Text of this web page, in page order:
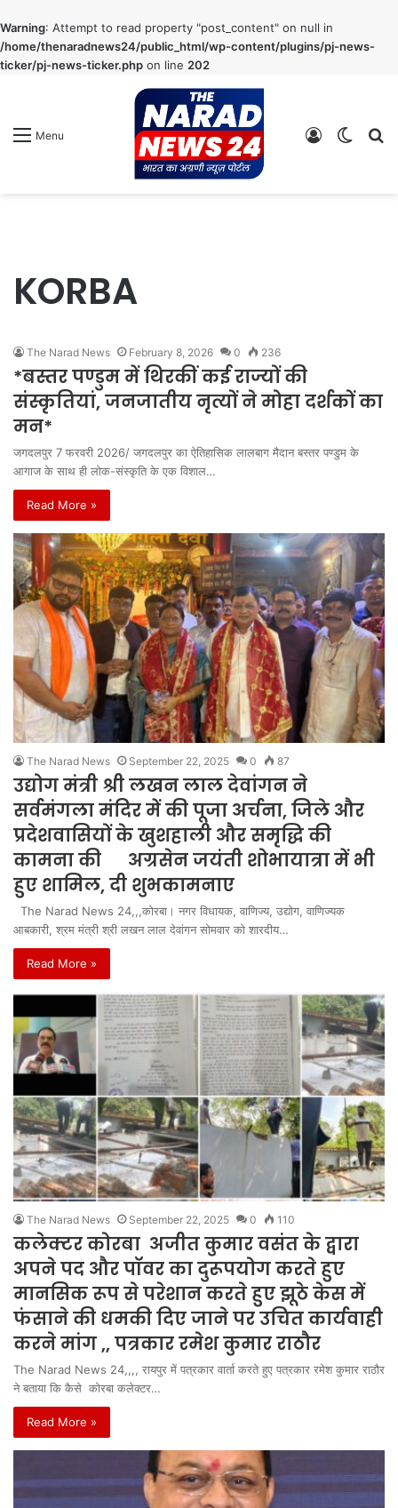
Warning: Attempt to read property "post_content" on null in
/home/thenaradnews24/public_html/wp-content/plugins/pj-news-
ticker/pj-news-ticker.php on line 202
Menu
Switch
Log
KORBA
The Narad News February 8, 2026 0 236
*बस्तर पण्डुम में थिरकीं कई राज्यों की
संस्कृतियां, जनजातीय नृत्यों ने मोहा दर्शकों का
मन*
जगदलपुर 7 फरवरी 2026/ जगदलपुर का ऐतिहासिक लालबाग मैदान बस्तर पण्डुम के
आगाज के साथ ही लोक-संस्कृति के एक विशाल…
Read More »
The Narad News September 22, 2025 0 87
उद्योग मंत्री श्री लखन लाल देवांगन ने
सर्वमंगला मंदिर में की पूजा अर्चना, जिले और
प्रदेशवासियों के खुशहाली और समृद्धि की
कामना की अग्रसेन जयंती शोभायात्रा में भी
हुए शामिल, दी शुभकामनाए
The Narad News 24,,,कोरबा। नगर विधायक, वाणिज्य, उद्योग, वाणिज्यक
आबकारी, श्रम मंत्री श्री लखन लाल देवांगन सोमवार को शारदीय…
Read More »
The Narad News September 22, 2025 0 110
कलेक्टर कोरबा अजीत कुमार वसंत के द्वारा
अपने पद और पॉवर का दुरूपयोग करते हुए
मानसिक रूप से परेशान करते हुए झूठे केस में
फंसाने की धमकी दिए जाने पर उचित कार्यवाही
करने मांग ,, पत्रकार रमेश कुमार राठौर
The Narad News 24,,,, रायपुर में पत्रकार वार्ता करते हुए पत्रकार रमेश कुमार राठौर
ने बताया कि कैसे कोरबा कलेक्टर…
Read More »